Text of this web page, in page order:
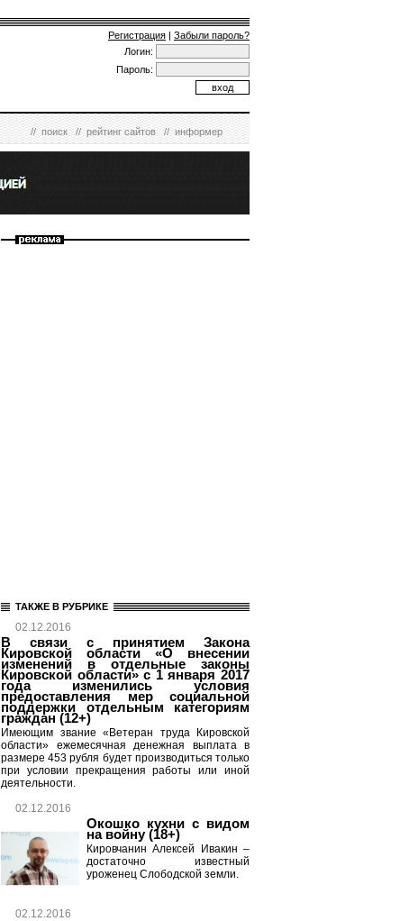
Регистрация | Забыли пароль?
Логин:
Пароль:
//поиск//рейтинг сайтов//информер
ТАКЖЕ В РУБРИКЕ
02.12.2016
В связи с принятием Закона
Кировской области «О внесении
изменений в отдельные законы
Кировской области» с 1 января 2017
года изменились условия
предоставления мер социальной
поддержки отдельным категориям
граждан (12+)
Имеющим звание «Ветеран труда Кировской
области» ежемесячная денежная выплата в
размере 453 рубля будет производиться только
при условии прекращения работы или иной
деятельности.
02.12.2016
Окошко кухни с видом
на войну (18+)
Кировчанин Алексей Ивакин –
достаточно известный
уроженец Слободской земли.
02.12.2016